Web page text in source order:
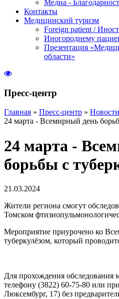
Медиа -
Контакты
Медицинский туризм
Foreign patient /
Иногороднему
Презентация
области»
Пресс-центр
Главная » Пресс-центр »
24 марта - Всемирный день
24 марта -
борьбы с
21.03.2024
Жители региона смогут
Томском
Мероприятие приурочено ко
туберкулёзом, который
Для прохождения обследования
телефону (3822) 60-75-80 или
Люксембург, 17) без